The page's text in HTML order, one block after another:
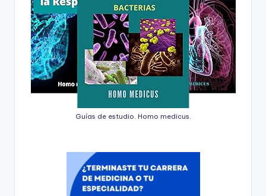
Guías de estudio. Homo medicus.